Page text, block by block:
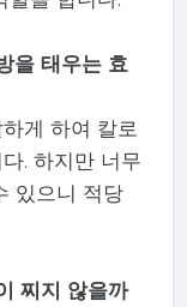
을 태우는 효
게 하여 칼로
. 하지만 너무
있으니 적당
찌지 않을까